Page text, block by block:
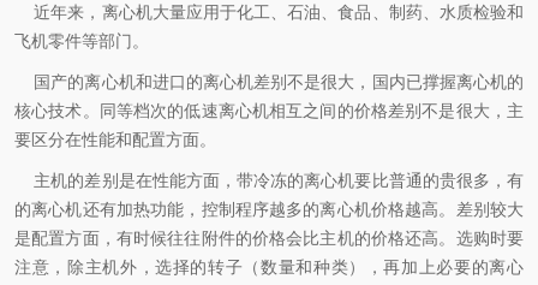
近年来，离心机大量应用于化工、石油、食品、制药、水质检验和
飞机零件等部门。
国产的离心机和进口的离心机差别不是很大，国内已撑握离心机的
核心技术。同等档次的低速离心机相互之间的价格差别不是很大，主
要区分在性能和配置方面。
主机的差别是在性能方面，带冷冻的离心机要比普通的贵很多，有
的离心机还有加热功能，控制程序越多的离心机价格越高。差别较大
是配置方面，有时候往往附件的价格会比主机的价格还高。选购时要
注意，除主机外，选择的转子（数量和种类），再加上必要的离心